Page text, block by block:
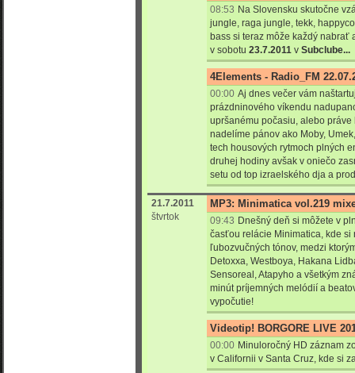
08:53 Na Slovensku skutočne
jungle, raga jungle, tekk,
bass si teraz môže každý nabrať
v sobotu 23.7.2011 v Subclube...
4Elements - Radio_FM
00:00 Aj dnes večer vám
prázdninového víkendu
upršanému počasiu, alebo
nadelíme pánov ako Moby,
tech housových rytmoch plných
druhej hodiny avšak v oniečo
setu od top izraelského dja a
21.7.2011
štvrtok
MP3: Minimatica vol.219
09:43 Dnešný deň si môžete v
časťou relácie Minimatica, kde si
ľubozvučných tónov, medzi
Detoxxa, Westboya, Hakana
Sensoreal, Atapyho a všetkým
minút príjemných melódií a
vypočutie!
Videotip! BORGORE LIVE
00:00 Minuloročný HD záznam
v Californii v Santa Cruz, kde si